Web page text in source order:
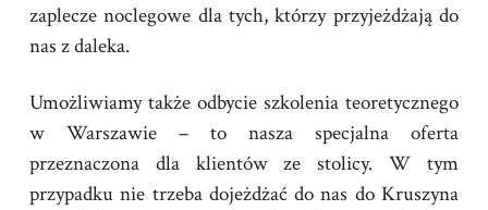
zaplecze noclegowe dla tych, którzy przyjeżdżają do
nas z daleka.
Umożliwiamy także odbycie szkolenia teoretycznego
w Warszawie – to nasza specjalna oferta
przeznaczona dla klientów ze stolicy. W tym
przypadku nie trzeba dojeżdżać do nas do Kruszyna